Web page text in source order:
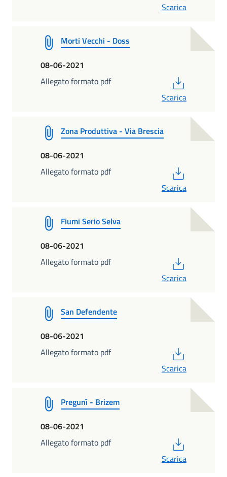
Scarica
Morti Vecchi - Doss
08-06-2021
Allegato formato pdf
Scarica
Zona Produttiva - Via Brescia
08-06-2021
Allegato formato pdf
Scarica
Fiumi Serio Selva
08-06-2021
Allegato formato pdf
Scarica
San Defendente
08-06-2021
Allegato formato pdf
Scarica
Pregunì - Brizem
08-06-2021
Allegato formato pdf
Scarica